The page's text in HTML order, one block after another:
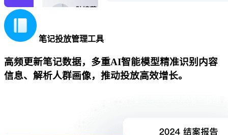
笔记投放管理工具
高频更新笔记数据，多重AI智能模型精准识别内容
信息、解析人群画像，推动投放高效增长。